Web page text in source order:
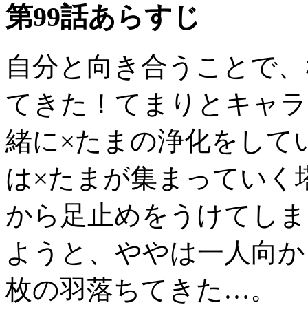
第99話あらすじ
自分と向き合うことで
てきた！てまりとキャ
緒に×たまの浄化をして
は×たまが集まっていく
から足止めをうけてし
ようと、ややは一人向
枚の羽落ちてきた…。